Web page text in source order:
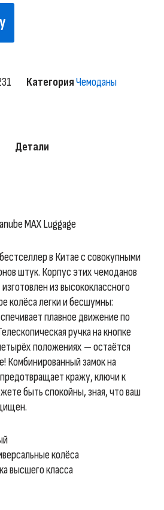
КатегорияЧемоданы
Детали
MAX Luggage
в Китае с совокупными
штук. Корпус этих чемоданов
из высококлассного
колёса легки и бесшумны:
плавное движение по
ручка на кнопке
положениях — остаётся
Комбинированный замок на
кражу, ключи к
быть спокойны, зная, что ваш
колёса
высшего класса